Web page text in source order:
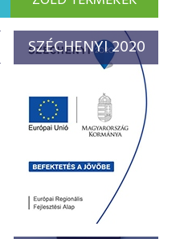
SZÉCHENYI 2020